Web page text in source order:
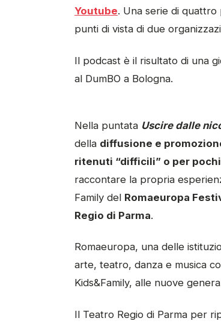
Youtube. Una serie di
punti di vista di due
Il podcast è il risultato di una
al DumBO a Bologna.
Nella puntata Uscire dalle
della diffusione e
ritenuti “difficili” o per pochi
raccontare la propria
Family del Romaeuropa
Regio di Parma.
Romaeuropa, una delle
arte, teatro, danza e musica
Kids&Family, alle nuove
Il Teatro Regio di Parma per